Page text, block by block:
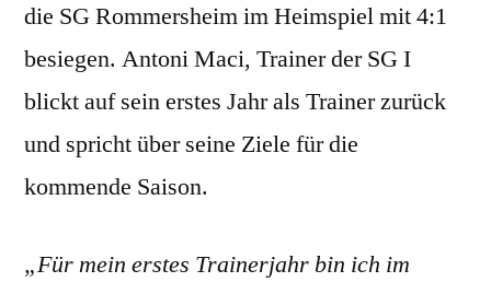
wieder
unter
die
Fünf
die SG Rommersheim im Heimspiel mit 4:1
besiegen. Antoni Maci, Trainer der SG I
blickt auf sein erstes Jahr als Trainer zurück
und spricht über seine Ziele für die
kommende Saison.
„Für mein erstes Trainerjahr bin ich im